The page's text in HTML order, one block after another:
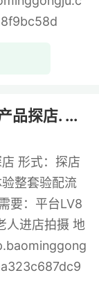
品探店. ...
形式：探店
整套验配流
要：平台LV8
人进店拍摄 地